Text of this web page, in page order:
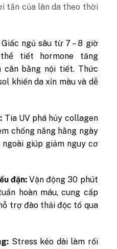
tắn của làn da theo thời
Giấc ngủ sâu từ 7 – 8 giờ
tiết hormone tăng
bằng nội tiết. Thức
khiến da xỉn màu và dễ
Tia UV phá hủy collagen
chống nắng hằng ngày
giúp giảm nguy cơ
đặn:Vận động 30 phút
hoàn máu, cung cấp
trợ đào thải độc tố qua
Stress kéo dài làm rối